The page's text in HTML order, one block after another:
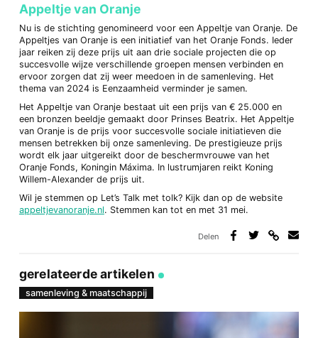
Appeltje van Oranje
Nu is de stichting genomineerd voor een Appeltje van Oranje. De
Appeltjes van Oranje is een initiatief van het Oranje Fonds. Ieder
jaar reiken zij deze prijs uit aan drie sociale projecten die op
succesvolle wijze verschillende groepen mensen verbinden en
ervoor zorgen dat zij weer meedoen in de samenleving. Het
thema van 2024 is Eenzaamheid verminder je samen.
Het Appeltje van Oranje bestaat uit een prijs van € 25.000 en
een bronzen beeldje gemaakt door Prinses Beatrix. Het Appeltje
van Oranje is de prijs voor succesvolle sociale initiatieven die
mensen betrekken bij onze samenleving. De prestigieuze prijs
wordt elk jaar uitgereikt door de beschermvrouwe van het
Oranje Fonds, Koningin Máxima. In lustrumjaren reikt Koning
Willem-Alexander de prijs uit.
Wil je stemmen op Let’s Talk met tolk? Kijk dan op de website
appeltjevanoranje.nl. Stemmen kan tot en met 31 mei.
Delen
gerelateerde artikelen
samenleving & maatschappij